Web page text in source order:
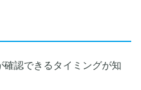
確認できるタイミングが知